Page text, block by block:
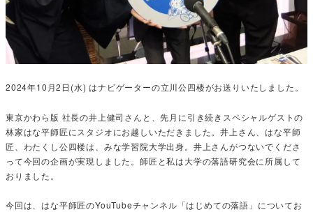
2024年10月2日(水) はナビゲーターの立川公四楼がお送りいたしました。
東京かわら版 社長の井上健司さんと、先月に引き続きスペシャルゲストの
林家はな平師匠にスタジオにお越しいただきました。井上さん、はな平師
匠、わたくし公四楼は、みな学習院大学出身。井上さんがつないでくださ
って今回の企画が実現しました。師匠と私は大学の落語研究会に所属して
おりました。
今回は、はな平師匠のYouTubeチャンネル「はじめての落語」についてお